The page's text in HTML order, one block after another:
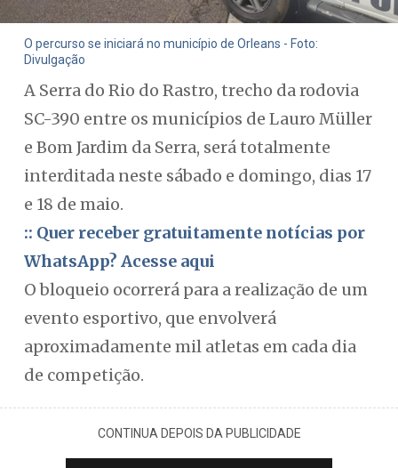
O percurso se iniciará no município de Orleans - Foto:
Divulgação
A Serra do Rio do Rastro, trecho da rodovia
SC-390 entre os municípios de Lauro Müller
e Bom Jardim da Serra, será totalmente
interditada neste sábado e domingo, dias 17
e 18 de maio.
:: Quer receber gratuitamente notícias por
WhatsApp? Acesse aqui
O bloqueio ocorrerá para a realização de um
evento esportivo, que envolverá
aproximadamente mil atletas em cada dia
de competição.
CONTINUA DEPOIS DA PUBLICIDADE